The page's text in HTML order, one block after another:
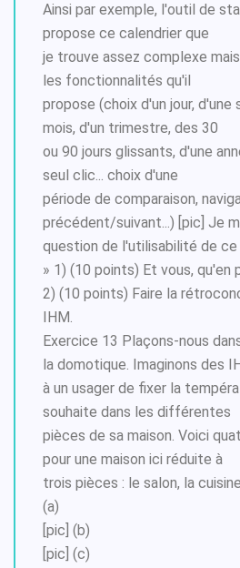
Ainsi par exemple, l'outil de
propose ce calendrier que
je trouve assez complexe
les fonctionnalités qu'il
propose (choix d'un jour, d'une
mois, d'un trimestre, des 30
ou 90 jours glissants, d'une
seul clic... choix d'une
période de comparaison,
précédent/suivant...) [pic] Je
question de l'utilisabilité de ce
» 1) (10 points) Et vous, qu'en
2) (10 points) Faire la
IHM.
Exercice 13 Plaçons-nous
la domotique. Imaginons des
à un usager de fixer la
souhaite dans les différentes
pièces de sa maison. Voici
pour une maison ici réduite à
trois pièces : le salon, la
(a)
[pic] (b)
[pic] (c)